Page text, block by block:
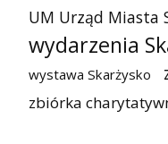
UM Urząd Miasta
wydarzenia
wystawa Skarżysko
zbiórka